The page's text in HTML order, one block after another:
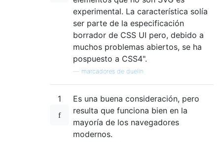
experimental. La característica solía
ser parte de la especificación
borrador de CSS UI pero, debido a
muchos problemas abiertos, se ha
pospuesto a CSS4".
marcadores de duelin
1
Es una buena consideración, pero
resulta que funciona bien en la
mayoría de los navegadores
modernos.